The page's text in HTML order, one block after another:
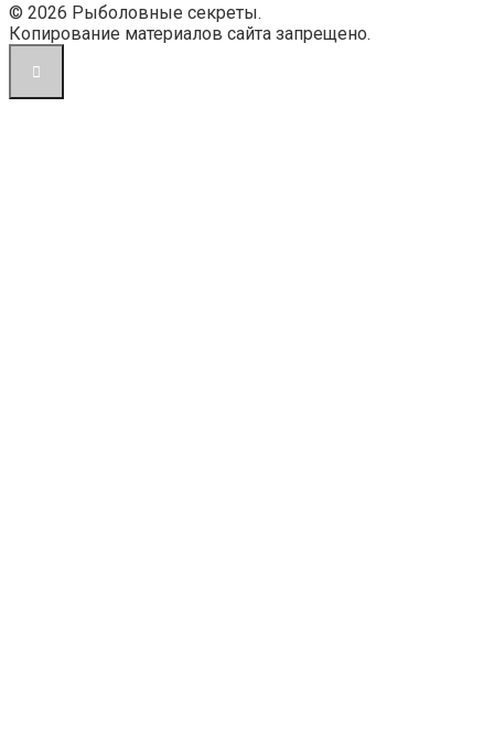
© 2026 Рыболовные секреты.
Копирование материалов сайта запрещено.